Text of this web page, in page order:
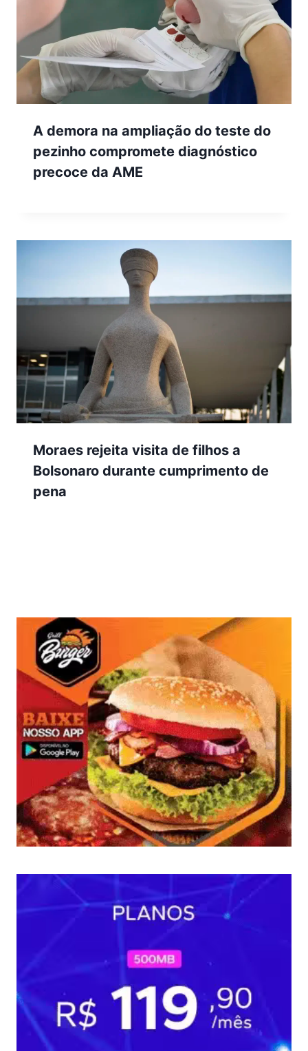
A demora na ampliação do teste do
pezinho compromete diagnóstico
precoce da AME
Moraes rejeita visita de filhos a
Bolsonaro durante cumprimento de
pena